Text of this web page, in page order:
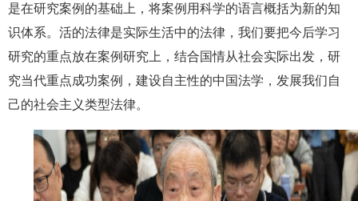
是在研究案例的基础上，将案例用科学的语言概括为新的知
识体系。活的法律是实际生活中的法律，我们要把今后学习
研究的重点放在案例研究上，结合国情从社会实际出发，研
究当代重点成功案例，建设自主性的中国法学，发展我们自
己的社会主义类型法律。